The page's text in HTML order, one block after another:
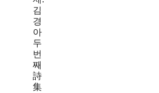
김
경
아
두
번
째
詩
集